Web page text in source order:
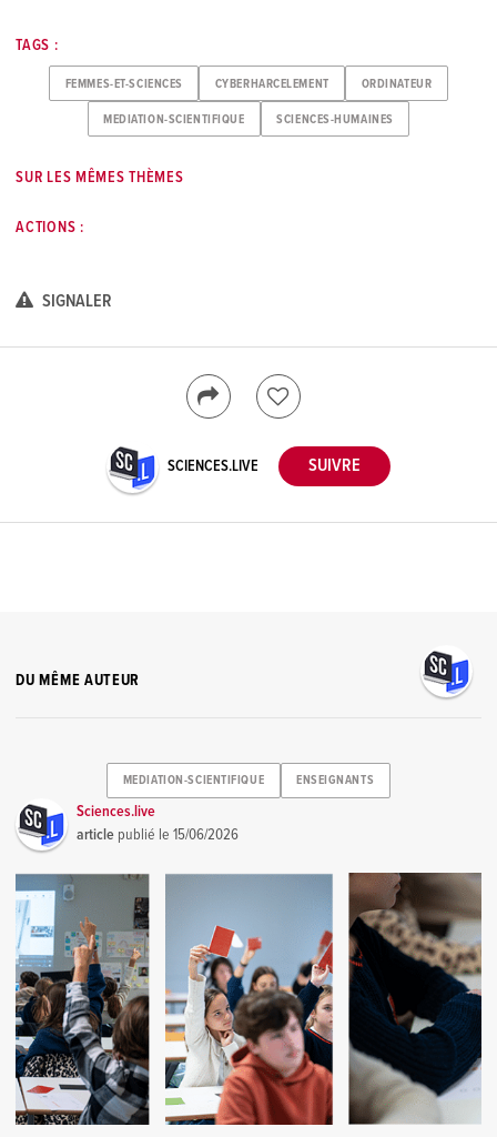
TAGS :
FEMMES-ET-SCIENCES CYBERHARCELEMENT ORDINATEUR
MEDIATION-SCIENTIFIQUE SCIENCES-HUMAINES
SUR LES MÊMES THÈMES
ACTIONS :
SIGNALER
SCIENCES.LIVE
DU MÊME AUTEUR
MEDIATION-SCIENTIFIQUE ENSEIGNANTS
Sciences.live
article publié le15/06/2026